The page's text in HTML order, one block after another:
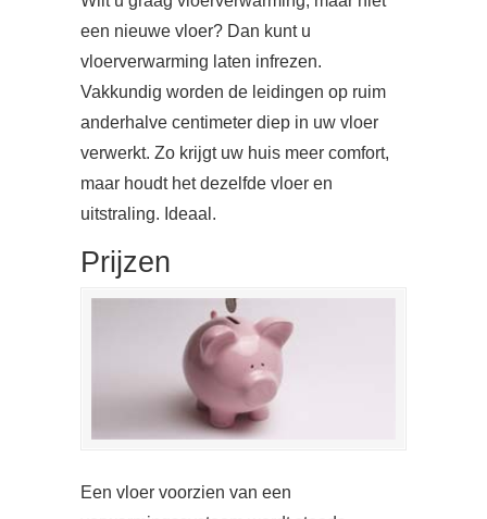
een nieuwe vloer? Dan kunt u
vloerverwarming laten infrezen.
Vakkundig worden de leidingen op ruim
anderhalve centimeter diep in uw vloer
verwerkt. Zo krijgt uw huis meer comfort,
maar houdt het dezelfde vloer en
uitstraling. Ideaal.
Prijzen
Een vloer voorzien van een